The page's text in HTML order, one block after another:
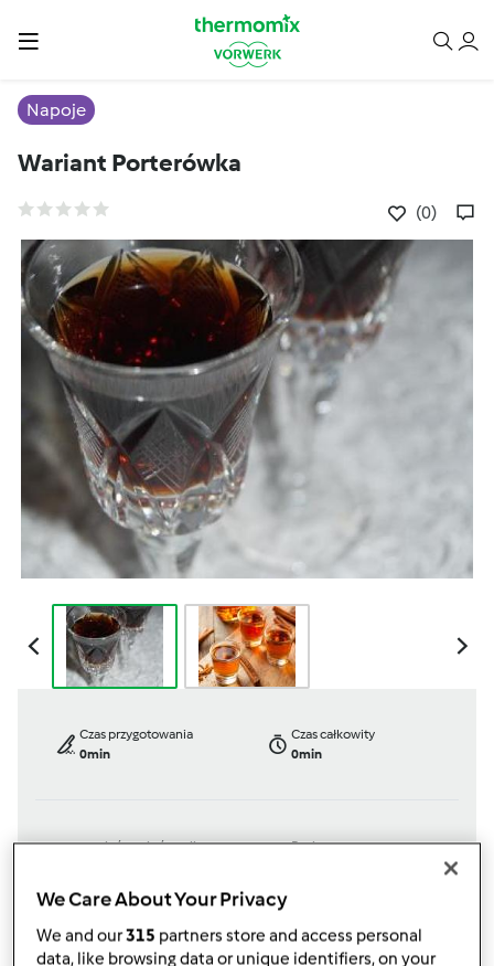
Napoje
Wariant Porterówka
(0)
Czas przygotowania
0min
Czas całkowity
0min
porcja/porcje/porcji
Poziom
We Care About Your Privacy
We and our315 partners store and access personal
data, like browsing data or unique identifiers, on your